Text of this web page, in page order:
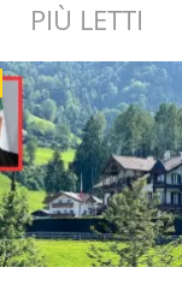
PIÙ LETTI